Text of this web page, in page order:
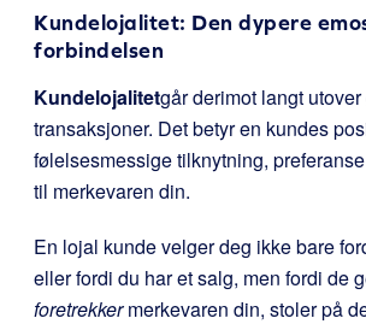
Kundelojalitet: Den dypere
forbindelsen
Kundelojalitetgår derimot langt
transaksjoner. Det betyr en kundes
følelsesmessige tilknytning,
til merkevaren din.
En lojal kunde velger deg ikke bare
eller fordi du har et salg, men fordi de
foretrekkermerkevaren din, stoler på